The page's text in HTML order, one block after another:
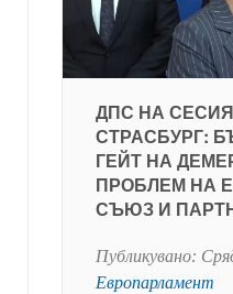
ДПС НА
СТРАСБУРГ:
ГЕЙТ НА
ПРОБЛЕМ НА
СЪЮЗ И
Публикувано:
Европарламент